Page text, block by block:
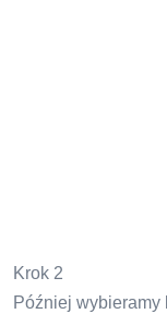
Krok 2
Później wybieramy